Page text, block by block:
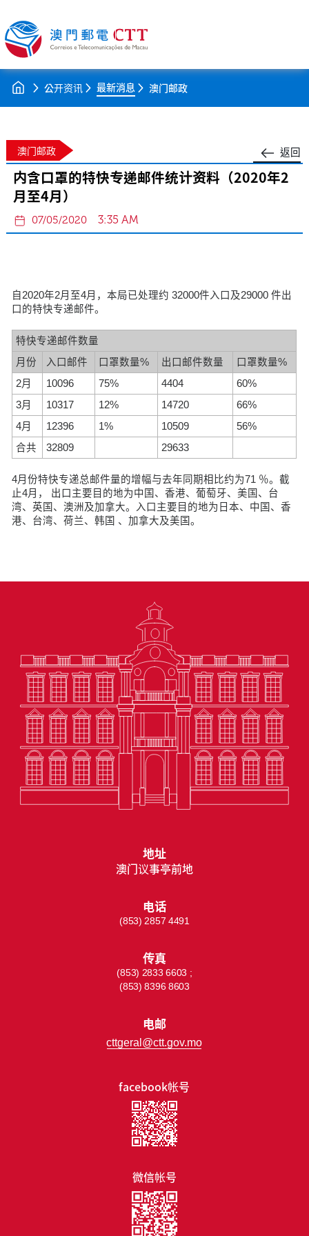
公开资讯 最新消息 澳门邮政
返回
澳门邮政
内含口罩的特快专递邮件统计资料（2020年2
月至4月）
07/05/2020 3:35 AM
自2020年2月至4月，本局已处理约 32000件入口及29000 件出
口的特快专递邮件。
特快专递邮件数量
月份
入口邮件 口罩数量% 出口邮件数量
口罩数量%
2月
10096 75% 4404
60%
3月
10317 12% 14720
66%
4月
12396 1% 10509
56%
合共
32809 29633
4月份特快专递总邮件量的增幅与去年同期相比约为71 ％。截
止4月， 出口主要目的地为中国、香港、葡萄牙、美国、台
湾、英国、澳洲及加拿大。入口主要目的地为日本、中国、香
港、台湾、荷兰、韩国 、加拿大及美国。
facebook帐号
微信帐号
地址
澳门议事亭前地
电话
(853) 2857 4491
传真
(853) 2833 6603 ;
(853) 8396 8603
电邮
cttgeral@ctt.gov.mo